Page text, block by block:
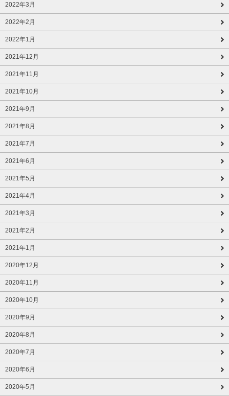
2022年3月
2022年2月
2022年1月
2021年12月
2021年11月
2021年10月
2021年9月
2021年8月
2021年7月
2021年6月
2021年5月
2021年4月
2021年3月
2021年2月
2021年1月
2020年12月
2020年11月
2020年10月
2020年9月
2020年8月
2020年7月
2020年6月
2020年5月